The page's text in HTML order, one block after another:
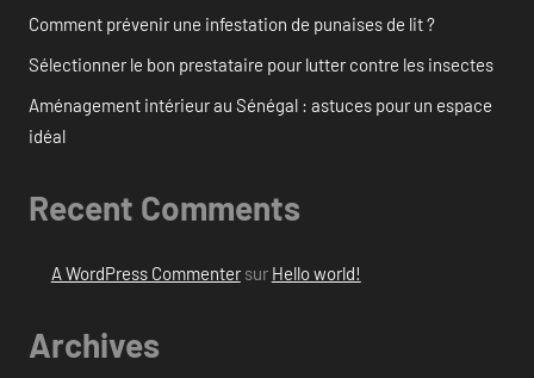
Comment prévenir une infestation de punaises de lit ?
Sélectionner le bon prestataire pour lutter contre les insectes
Aménagement intérieur au Sénégal : astuces pour un espace
idéal
Recent Comments
A WordPress Commentersur Hello world!
Archives